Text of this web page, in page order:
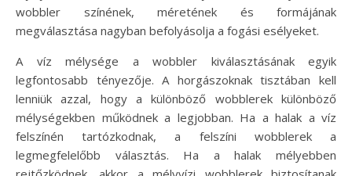
wobbler színének, méretének és formájának
megválasztása nagyban befolyásolja a fogási esélyeket.
A víz mélysége a wobbler kiválasztásának egyik
legfontosabb tényezője. A horgászoknak tisztában kell
lenniük azzal, hogy a különböző wobblerek különböző
mélységekben működnek a legjobban. Ha a halak a víz
felszínén tartózkodnak, a felszíni wobblerek a
legmegfelelőbb választás. Ha a halak mélyebben